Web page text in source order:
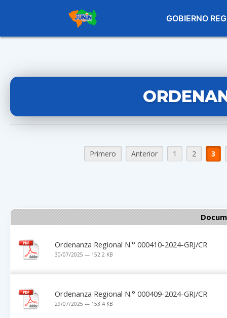
GOBIERNO
Primero Anterior 1 2 3
Ordenanza Regional N.° 000410-2024-GRJ/CR
30/07/2025 — 152.2 KB
Ordenanza Regional N.° 000409-2024-GRJ/CR
29/07/2025 — 153.4 KB